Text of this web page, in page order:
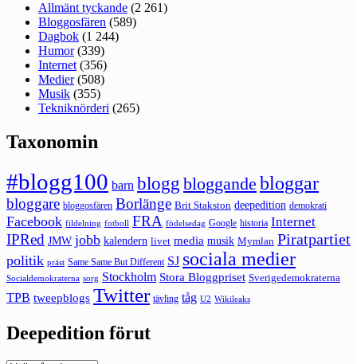
Allmänt tyckande (2 261)
Bloggosfären (589)
Dagbok (1 244)
Humor(339)
Internet (356)
Medier(508)
Musik (355)
Tekniknörderi (265)
Taxonomin
#blogg100 barn blogg bloggande bloggar
bloggare bloggosfären Borlänge Brit Stakston deepedition demokrati
Facebook fildelning fotboll FRA födelsedag Google historia Internet
IPRed JMW jobb kalendern livet media musik Mymlan Piratpartiet
politik präst Same Same But Different SJ sociala medier
Socialdemokraterna sorg Stockholm Stora Bloggpriset Sverigedemokraterna
TPB tweepblogs Twitter tävling tåg U2 Wikileaks
Deepedition förut